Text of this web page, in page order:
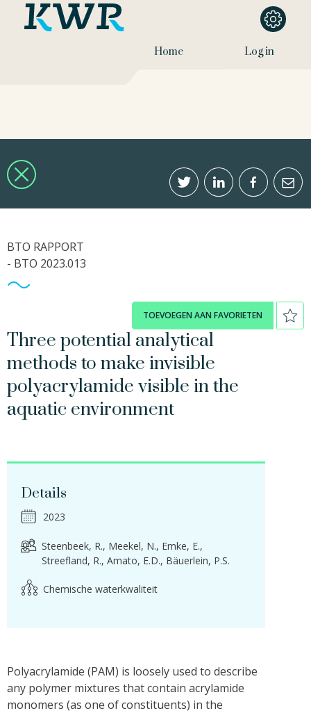
Home Log in
BTO RAPPORT
- BTO 2023.013
TOEVOEGEN AAN FAVORIETEN
Three potential analytical
methods to make invisible
polyacrylamide visible in the
aquatic environment
Details
2023
Steenbeek, R. Meekel, N. Emke, E.
Streefland, R. Amato, E.D. Bäuerlein, P.S.
Chemische waterkwaliteit
Polyacrylamide (PAM) is loosely used to describe
any polymer mixtures that contain acrylamide
monomers (as one of constituents) in the